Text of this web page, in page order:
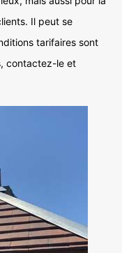
Il peut se
tarifaires sont
contactez-le et